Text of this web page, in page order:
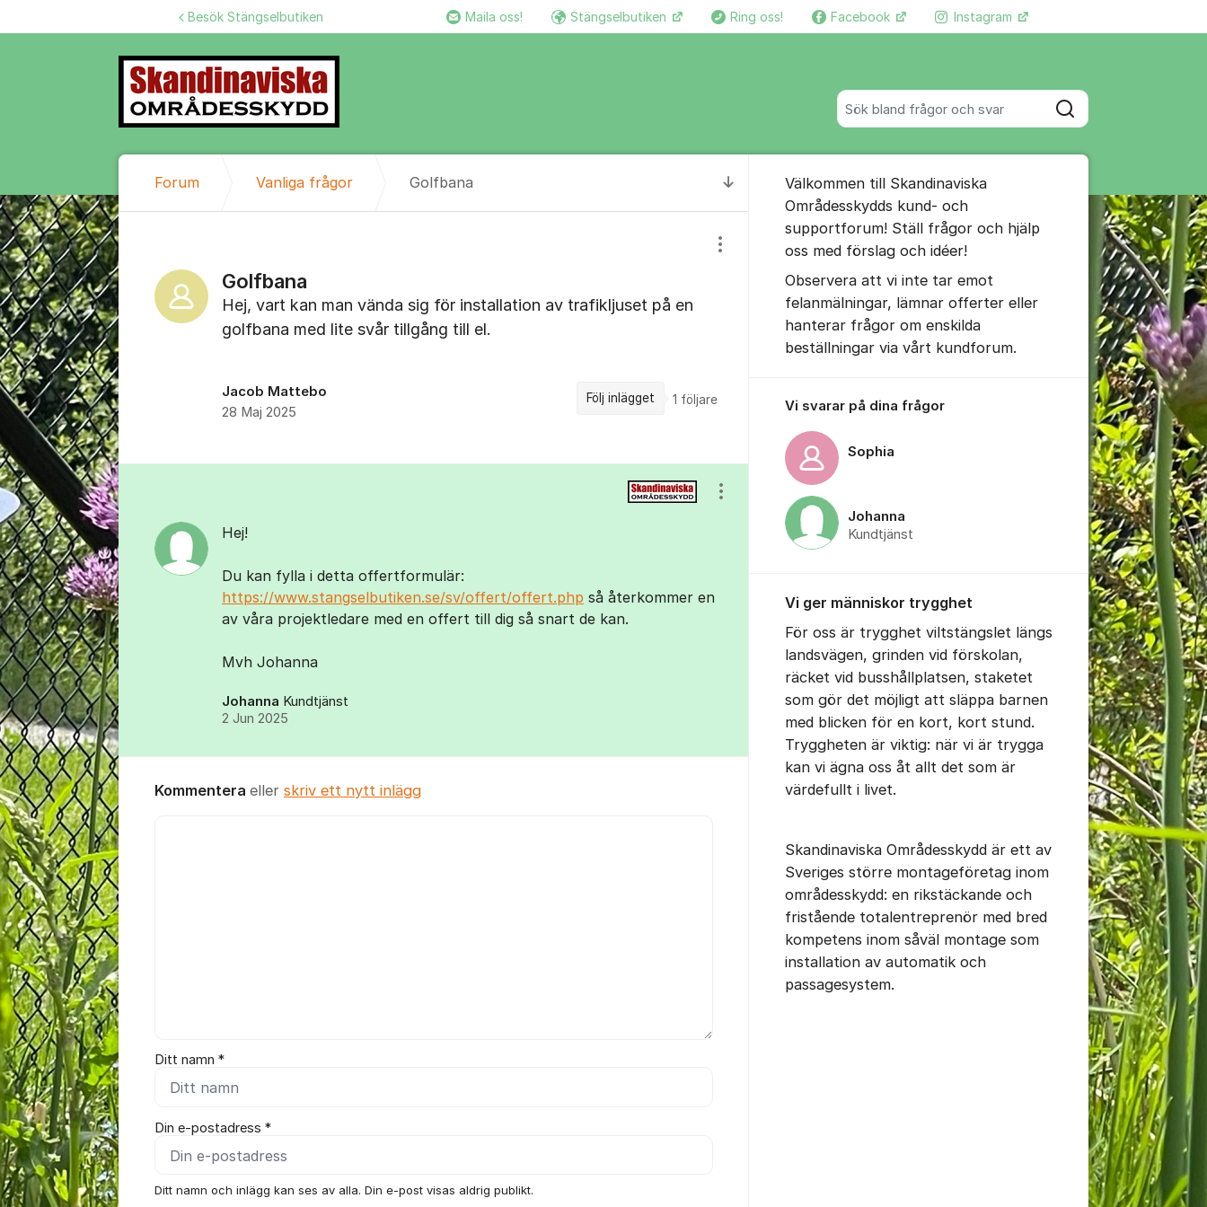
Sök bland alla inlägg
Sök
Besök Stängselbutiken Maila oss! Stängselbutiken Ring oss! Facebook Instagram Fler supportlänkar
Till senaste kommentaren
Forum Vanliga frågor Golfbana
Golfbana
Visa/dölj inställningar för inlägg/kommentar
Hej, vart kan man vända sig för installation av trafikljuset på en
golfbana med lite svår tillgång till el.
Jacob Mattebo
28 Maj 2025
Följ inlägget 1 följare
Hej!
Du kan fylla i detta offertformulär:
https://www.stangselbutiken.se/sv/offert/offert.php så återkommer en
av våra projektledare med en offert till dig så snart de kan.
Mvh Johanna
Johanna Kundtjänst
2 Jun 2025
Visa/dölj inställningar för inlägg/kommentar
Kommentera eller skriv ett nytt inlägg
Ditt namn *
Din e-postadress *
Ditt namn och inlägg kan ses av alla. Din e-post visas aldrig publikt.
Välkommen till Skandinaviska
Områdesskydds kund- och
supportforum! Ställ frågor och hjälp
oss med förslag och idéer!
Observera att vi inte tar emot
felanmälningar, lämnar offerter eller
hanterar frågor om enskilda
beställningar via vårt kundforum.
Vi svarar på dina frågor
Sophia
Johanna
Kundtjänst
Vi ger människor trygghet
För oss är trygghet viltstängslet längs
landsvägen, grinden vid förskolan,
räcket vid busshållplatsen, staketet
som gör det möjligt att släppa barnen
med blicken för en kort, kort stund.
Tryggheten är viktig: när vi är trygga
kan vi ägna oss åt allt det som är
värdefullt i livet.
Skandinaviska Områdesskydd är ett av
Sveriges större montageföretag inom
områdesskydd: en rikstäckande och
fristående totalentreprenör med bred
kompetens inom såväl montage som
installation av automatik och
passagesystem.